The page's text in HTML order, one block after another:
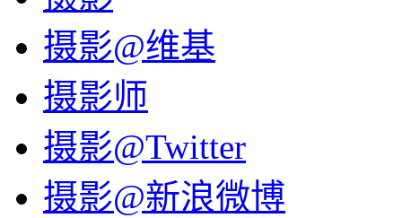
摄影@维基
摄影师
摄影@Twitter
摄影@新浪微博